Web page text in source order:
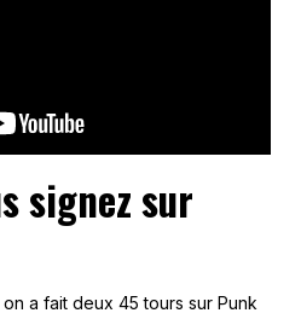
signez sur
a fait deux 45 tours sur Punk